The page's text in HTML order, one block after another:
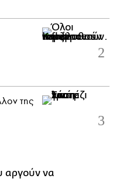
της
αργούν να